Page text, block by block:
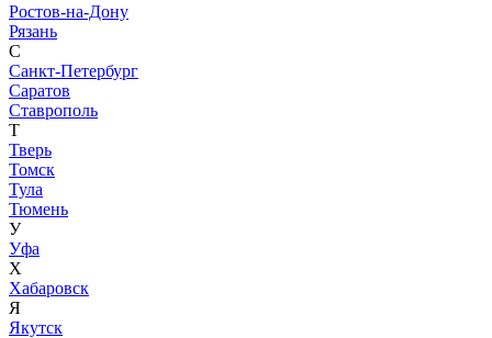
Ростов-на-Дону
Рязань
С
Санкт-Петербург
Саратов
Ставрополь
Т
Тверь
Томск
Тула
Тюмень
У
Уфа
Х
Хабаровск
Я
Якутск